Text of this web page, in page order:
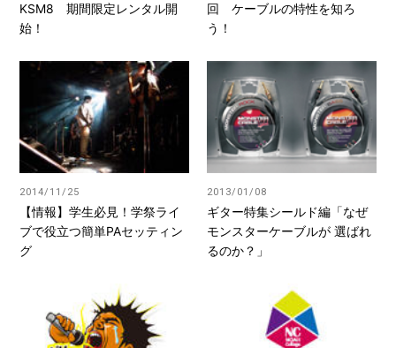
KSM8 期間限定レンタル開
始！
回 ケーブルの特性を知ろ
う！
2014/11/25
【情報】学生必見！学祭ライ
ブで役立つ簡単PAセッティン
グ
2013/01/08
ギター特集シールド編「なぜ
モンスターケーブルが 選ばれ
るのか？」